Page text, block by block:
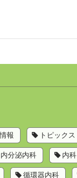
報 トピックス
内分泌内科 内科
循環器内科